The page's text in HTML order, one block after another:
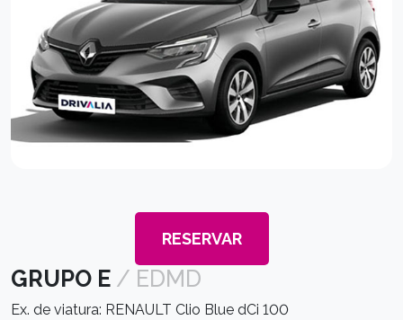
RESERVAR
GRUPO E / EDMD
Ex. de viatura: RENAULT Clio Blue dCi 100